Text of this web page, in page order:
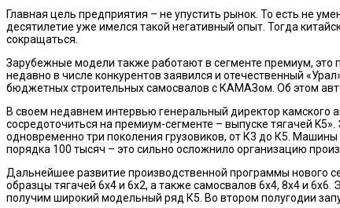
Главная цель предприятия – не упустить рынок. То есть не
десятилетие уже имелся такой негативный опыт. Тогда
сокращаться.
Зарубежные модели также работают в сегменте премиум, это
недавно в числе конкурентов заявился и отечественный
бюджетных строительных самосвалов с КАМАЗом. Об этом
В своем недавнем интервью генеральный директор камского
сосредоточиться на премиум-сегменте – выпуске тягачей
одновременно три поколения грузовиков, от К3 до К5.
порядка 100 тысяч – это сильно осложнило организацию
Дальнейшее развитие производственной программы нового
образцы тягачей 6х4 и 6х2, а также самосвалов 6х4, 8х4 и
получим широкий модельный ряд К5. Во втором полугодии